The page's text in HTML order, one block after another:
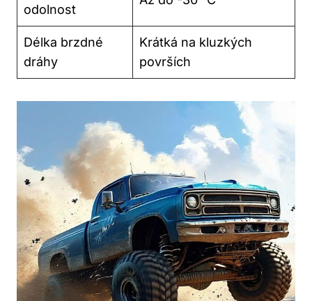
odolnost
Délka brzdné
dráhy
Krátká na kluzkých
površích